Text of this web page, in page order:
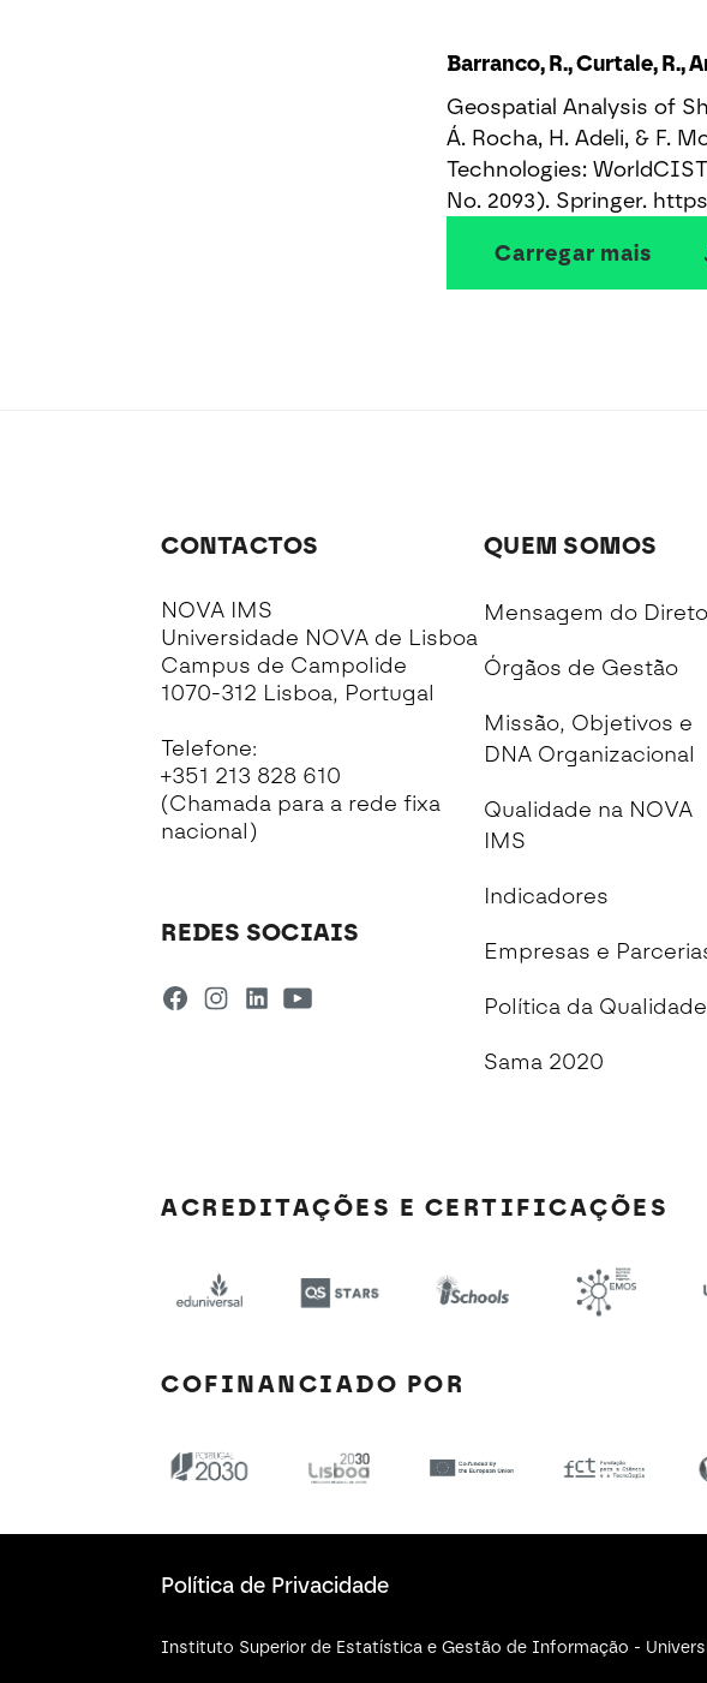
Barranco, R., Curtale, R.,
Geospatial Analysis of
Á. Rocha, H. Adeli, & F.
Technologies:
No. 2093). Springer.
Carregar mais
CONTACTOS
NOVA IMS
Universidade NOVA de Lisboa
Campus de Campolide
1070-312 Lisboa, Portugal
Telefone:
+351 213 828 610
(Chamada para a rede fixa
nacional)
REDES SOCIAIS
QUEM SOMOS
Mensagem do
Órgãos de Gestão
Missão, Objetivos e
DNA Organizacional
Qualidade na NOVA
IMS
Indicadores
Empresas e
Política da Qualidade
Sama 2020
ACREDITAÇÕES E CERTIFICAÇÕES
COFINANCIADO POR
Política de Privacidade
Instituto Superior de Estatística e Gestão de Informação -